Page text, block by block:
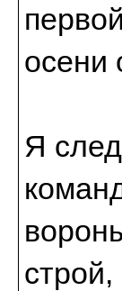
осени
Я